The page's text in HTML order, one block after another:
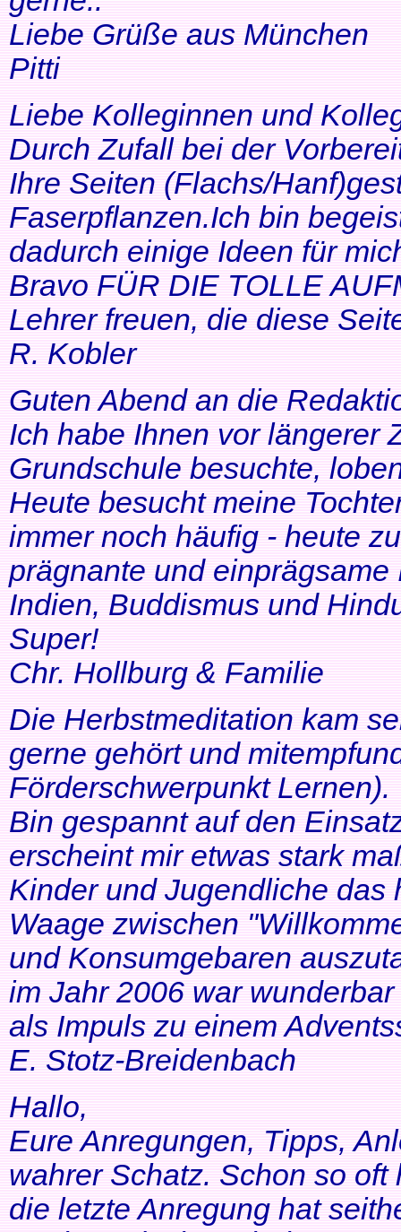
Liebe Grüße aus München
Pitti
Liebe Kolleginnen und
Durch Zufall bei der
Ihre Seiten (Flachs/
Faserpflanzen.Ich bin
dadurch einige Ideen für
Bravo FÜR DIE TOLLE
Lehrer freuen, die diese
R. Kobler
Guten Abend an die
Ich habe Ihnen vor längerer
Grundschule besuchte,
Heute besucht meine
immer noch häufig - heute
prägnante und
Indien, Buddismus und
Super!
Chr. Hollburg & Familie
Die Herbstmeditation kam
gerne gehört und
Förderschwerpunkt Lernen).
Bin gespannt auf den
erscheint mir etwas stark
Kinder und Jugendliche das
Waage zwischen
und Konsumgebaren
im Jahr 2006 war
als Impuls zu einem
E. Stotz-Breidenbach
Hallo,
Eure Anregungen, Tipps,
wahrer Schatz. Schon so
die letzte Anregung hat